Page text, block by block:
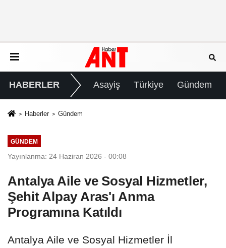
HABERLER Asayiş Türkiye Gündem
Haberler Gündem
GÜNDEM
Yayınlanma: 24 Haziran 2026 - 00:08
Antalya Aile ve Sosyal Hizmetler,
Şehit Alpay Aras'ı Anma
Programına Katıldı
Antalya Aile ve Sosyal Hizmetler İl